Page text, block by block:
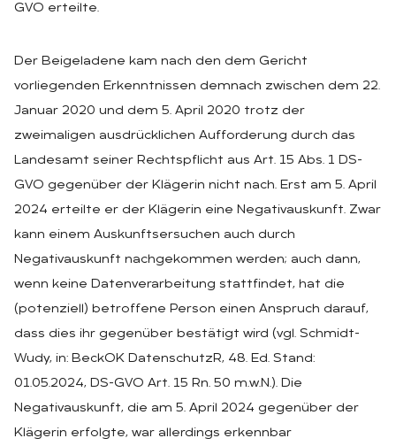
GVO erteilte.
Der Beigeladene kam nach den dem Gericht
vorliegenden Erkenntnissen demnach zwischen dem 22.
Januar 2020 und dem 5. April 2020 trotz der
zweimaligen ausdrücklichen Aufforderung durch das
Landesamt seiner Rechtspflicht aus Art. 15 Abs. 1 DS-
GVO gegenüber der Klägerin nicht nach. Erst am 5. April
2024 erteilte er der Klägerin eine Negativauskunft. Zwar
kann einem Auskunftsersuchen auch durch
Negativauskunft nachgekommen werden; auch dann,
wenn keine Datenverarbeitung stattfindet, hat die
(potenziell) betroffene Person einen Anspruch darauf,
dass dies ihr gegenüber bestätigt wird (vgl. Schmidt-
Wudy, in: BeckOK DatenschutzR, 48. Ed. Stand:
01.05.2024, DS-GVO Art. 15 Rn. 50 m.w.N.). Die
Negativauskunft, die am 5. April 2024 gegenüber der
Klägerin erfolgte, war allerdings erkennbar